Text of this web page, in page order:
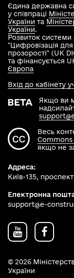
Єдина державна
у співпраці
України та
України.
Розвиток системи
"Цифровізація
прозорості" (UK
та фінансується
Європа
Якщо ви
Весь
якщо не
Вхід до кабінету
Адреса:
Київ-135,
Електронна
support@e-
© 2026
України